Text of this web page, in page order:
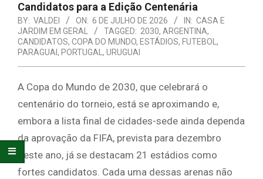
Candidatos para a Edição Centenária
BY: VALDEI ON: 6 DE JULHO DE 2026 IN: CASA E
JARDIM EM GERAL
TAGGED: 2030, ARGENTINA,
CANDIDATOS, COPA DO MUNDO, ESTÁDIOS, FUTEBOL,
PARAGUAI, PORTUGAL, URUGUAI
A Copa do Mundo de 2030, que celebrará o
centenário do torneio, está se aproximando e,
embora a lista final de cidades-sede ainda dependa
da aprovação da FIFA, prevista para dezembro
deste ano, já se destacam 21 estádios como
fortes candidatos. Cada uma dessas arenas não